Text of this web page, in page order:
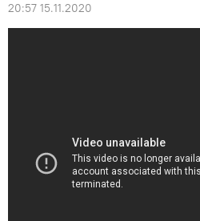
20:57 15.11.2020